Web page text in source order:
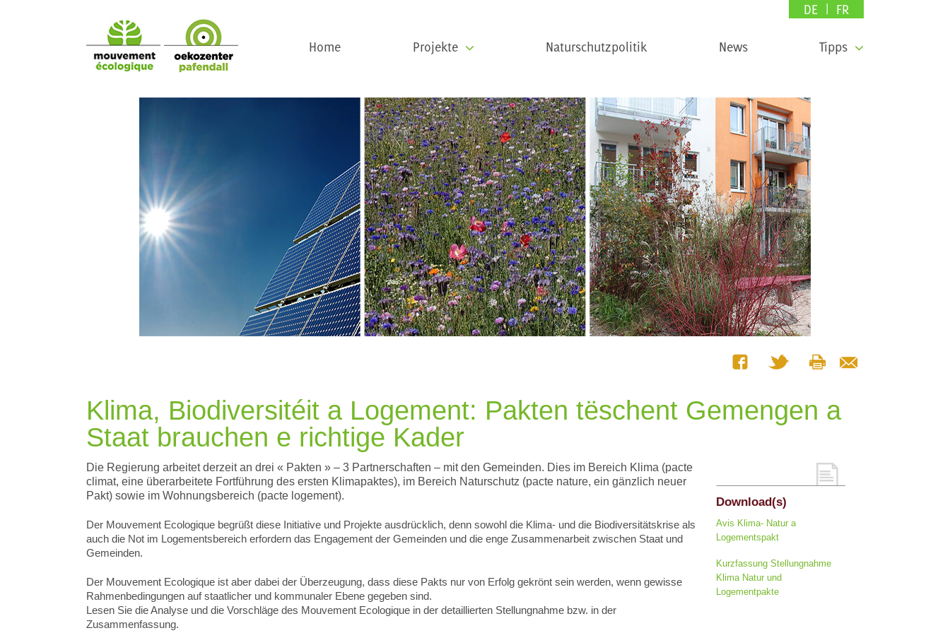
DE FR
Home Projekte Naturschutzpolitik News Tipps
Klima, Biodiversitéit a Logement: Pakten tëschent Gemengen a
Staat brauchen e richtige Kader
Download(s)
Avis Klima- Natur a
Logementspakt
Kurzfassung Stellungnahme
Klima Natur und
Logementpakte
Die Regierung arbeitet derzeit an drei « Pakten » – 3 Partnerschaften – mit den Gemeinden. Dies im Bereich Klima (pacte
climat, eine überarbeitete Fortführung des ersten Klimapaktes), im Bereich Naturschutz (pacte nature, ein gänzlich neuer
Pakt) sowie im Wohnungsbereich (pacte logement).
Der Mouvement Ecologique begrüßt diese Initiative und Projekte ausdrücklich, denn sowohl die Klima- und die Biodiversitätskrise als
auch die Not im Logementsbereich erfordern das Engagement der Gemeinden und die enge Zusammenarbeit zwischen Staat und
Gemeinden.
Der Mouvement Ecologique ist aber dabei der Überzeugung, dass diese Pakts nur von Erfolg gekrönt sein werden, wenn gewisse
Rahmenbedingungen auf staatlicher und kommunaler Ebene gegeben sind.
Lesen Sie die Analyse und die Vorschläge des Mouvement Ecologique in der detaillierten Stellungnahme bzw. in der
Zusammenfassung.